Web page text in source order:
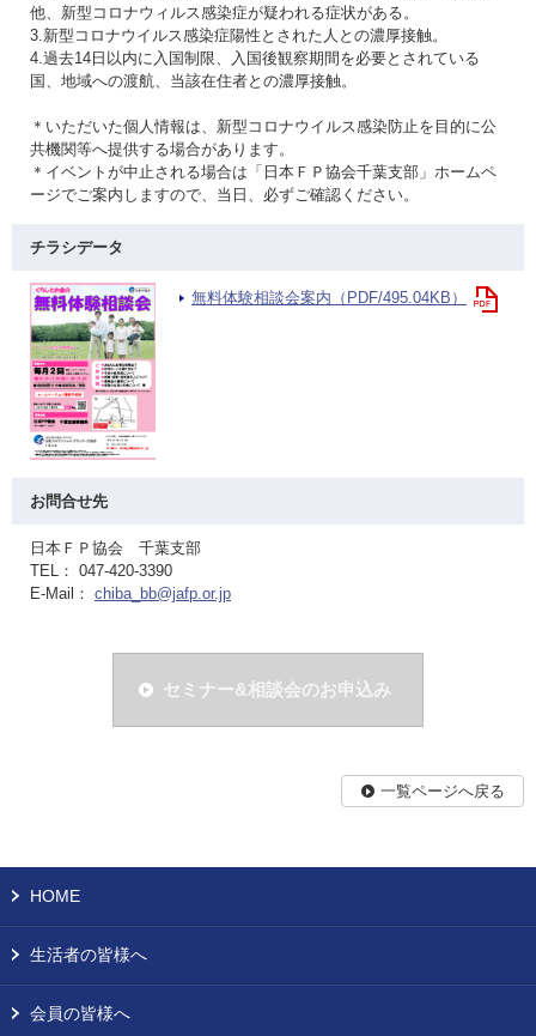
他、新型コロナウィルス感染症が疑われる症状がある。
3.新型コロナウイルス感染症陽性とされた人との濃厚接触。
4.過去14日以内に入国制限、入国後観察期間を必要とされている
国、地域への渡航、当該在住者との濃厚接触。
＊いただいた個人情報は、新型コロナウイルス感染防止を目的に公
共機関等へ提供する場合があります。
＊イベントが中止される場合は「日本ＦＰ協会千葉支部」ホームペ
ージでご案内しますので、当日、必ずご確認ください。
チラシデータ
無料体験相談会案内（PDF/495.04KB）
お問合せ先
日本ＦＰ協会 千葉支部
TEL： 047-420-3390
E-Mail： chiba_bb@jafp.or.jp
セミナー&相談会のお申込み
一覧ページへ戻る
HOME
生活者の皆様へ
会員の皆様へ